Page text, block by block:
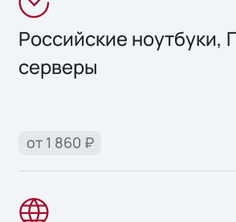
Российские ноутбуки,
серверы
от 1 860 ₽